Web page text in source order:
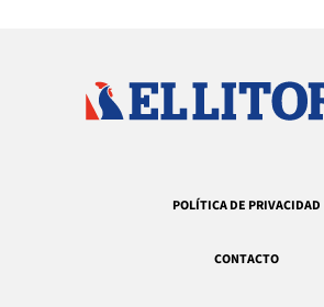
POLÍTICA DE PRIVACIDAD
CONTACTO